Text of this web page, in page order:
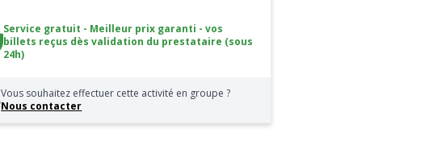
Service gratuit - Meilleur prix garanti - vos
billets reçus dès validation du prestataire (sous
24h)
Vous souhaitez effectuer cette activité en groupe ?
Nous contacter